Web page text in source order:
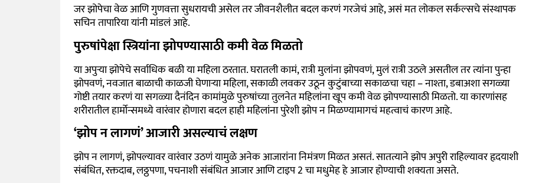
जर झोपेचा वेळ आणि गुणवत्ता सुधरायची असेल तर जीवनशैलीत बदल करणं गरजेचं आहे, असं मत लोकल सर्कल्सचे संस्थापक
सचिन तापारिया यांनी मांडलं आहे.
पुरुषांपेक्षा स्त्रियांना झोपण्यासाठी कमी वेळ मिळतो
या अपुऱ्या झोपेचे सर्वाधिक बळी या महिला ठरतात. घरातली कामं, रात्री मुलांना झोपवणं, मुलं रात्री उठले असतील तर त्यांना पुन्हा
झोपवणं, नवजात बाळाची काळजी घेणाऱ्या महिला, सकाळी लवकर उठून कुटुंबाच्या सकाळचा चहा – नाश्ता, डबाअशा सगळ्या
गोष्टी तयार करणं या सगळ्या दैनंदिन कामांमुळे पुरुषांच्या तुलनेत महिलांना खूप कमी वेळ झोपण्यासाठी मिळतो. या कारणांसह
शरीरातील हार्मोन्समध्ये वारंवार होणारा बदल हाही महिलांना पुरेशी झोप न मिळण्यामागचं महत्वाचं कारण आहे.
‘झोप न लागणं’ आजारी असल्याचं लक्षण
झोप न लागणं, झोपल्यावर वारंवार उठणं यामुळे अनेक आजारांना निमंत्रण मिळत असतं. सातत्याने झोप अपुरी राहिल्यावर हृदयाशी
संबंधित, रक्तदाब, लठ्ठपणा, पचनाशी संबंधित आजार आणि टाइप 2 चा मधुमेह हे आजार होण्याची शक्यता असते.